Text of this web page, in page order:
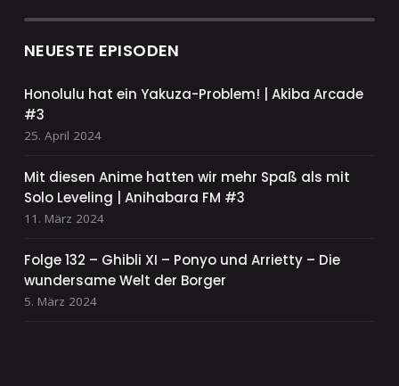
NEUESTE EPISODEN
Honolulu hat ein Yakuza-Problem! | Akiba Arcade
#3
25. April 2024
Mit diesen Anime hatten wir mehr Spaß als mit
Solo Leveling | Anihabara FM #3
11. März 2024
Folge 132 – Ghibli XI – Ponyo und Arrietty – Die
wundersame Welt der Borger
5. März 2024